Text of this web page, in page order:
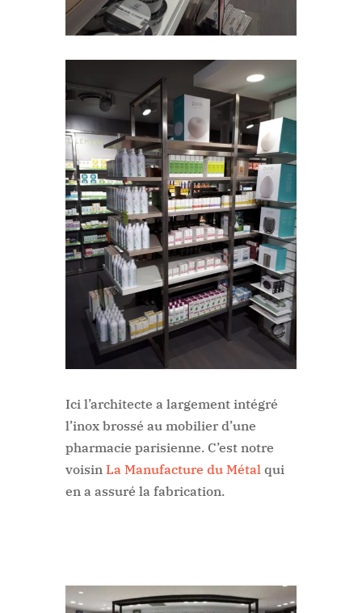
Ici l’architecte a largement intégré
l’inox brossé au mobilier d’une
pharmacie parisienne. C’est notre
voisin La Manufacture du Métal qui
en a assuré la fabrication.